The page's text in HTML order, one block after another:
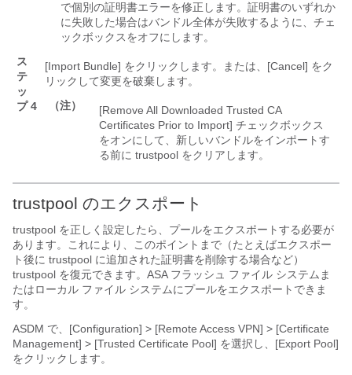
で個別の証明書エラーを修正します。証明書のいずれか
に失敗した場合はバンドル全体が失敗するように、チェ
ックボックスをオフにします。
ス
テ
ッ
プ 4
[Import Bundle] をクリックします。または、[Cancel] をク
リックして変更を破棄します。
（注）
[Remove All Downloaded Trusted CA
Certificates Prior to Import] チェックボックス
をオンにして、新しいバンドルをインポートす
る前に trustpool をクリアします。
trustpool のエクスポート
trustpool を正しく設定したら、プールをエクスポートする必要が
あります。これにより、このポイントまで（たとえばエクスポー
ト後に trustpool に追加された証明書を削除する場合など）
trustpool を復元できます。ASA フラッシュ ファイル システムま
たはローカル ファイル システムにプールをエクスポートできま
す。
ASDM で、[Configuration] > [Remote Access VPN] > [Certificate
Management] > [Trusted Certificate Pool] を選択し、[Export Pool]
をクリックします。